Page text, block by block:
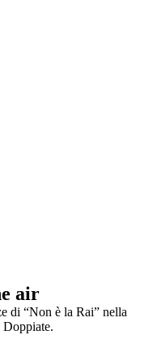
air
di “Non è la Rai” nella